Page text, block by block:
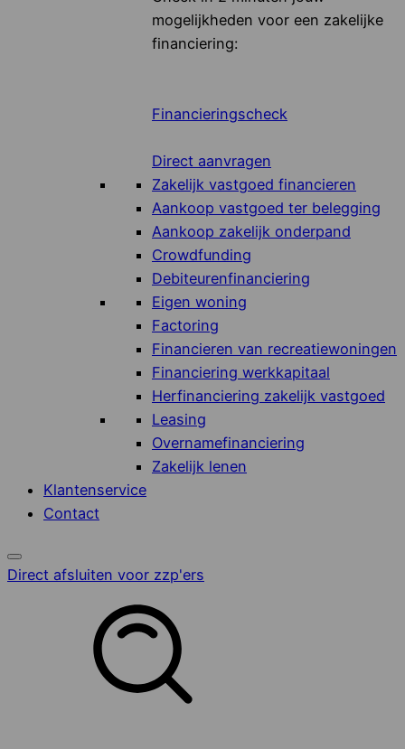
mogelijkheden voor een zakelijke
financiering:
Financieringscheck
Direct aanvragen
Zakelijk vastgoed financieren
Aankoop vastgoed ter belegging
Aankoop zakelijk onderpand
Crowdfunding
Debiteurenfinanciering
Eigen woning
Factoring
Financieren van recreatiewoningen
Financiering werkkapitaal
Herfinanciering zakelijk vastgoed
Leasing
Overnamefinanciering
Zakelijk lenen
Klantenservice
Contact
Direct afsluiten voor zzp'ers